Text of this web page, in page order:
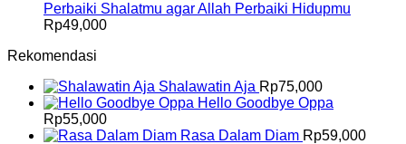
Perbaiki Shalatmu agar Allah Perbaiki Hidupmu
Rp49,000
Rekomendasi
Shalawatin Aja Rp75,000
Hello Goodbye Oppa
Rp55,000
Rasa Dalam Diam Rp59,000